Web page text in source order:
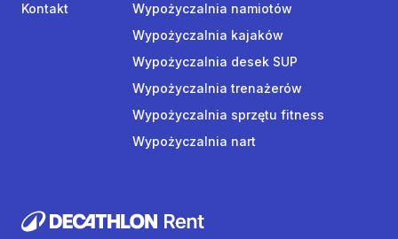
Kontakt
Wypożyczalnia namiotów
Wypożyczalnia kajaków
Wypożyczalnia desek SUP
Wypożyczalnia trenażerów
Wypożyczalnia sprzętu fitness
Wypożyczalnia nart